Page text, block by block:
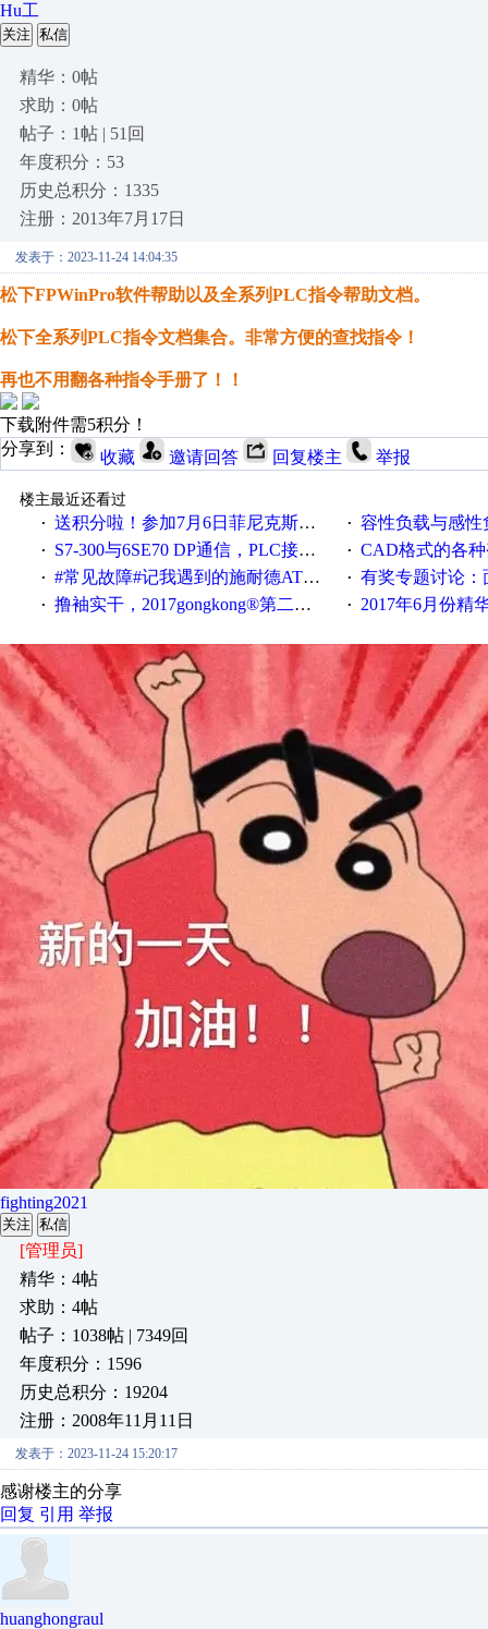
Hu工
关注 私信
精华：0帖
求助：0帖
帖子：1帖 | 51回
年度积分：53
历史总积分：1335
注册：2013年7月17日
发表于：2023-11-24 14:04:35
松下FPWinPro软件帮助以及全系列PLC指令帮助文档。
松下全系列PLC指令文档集合。非常方便的查找指令！
再也不用翻各种指令手册了！！
下载附件需5积分！
分享到：
收藏 邀请回答 回复楼主 举报
楼主最近还看过
· 送积分啦！参加7月6日菲尼克斯在线研讨会即得 · 容性负载与感性负
· S7-300与6SE70 DP通信，PLC接收到数据不稳定 · CAD格式的各
· #常见故障#记我遇到的施耐德ATV12变频器故障 · 有奖专题讨论：面对低压变
· 撸袖实干，2017gongkong®第二届智造工程师节正式起航！ · 2017年6月份精
fighting2021
关注 私信
[管理员]
精华：4帖
求助：4帖
帖子：1038帖 | 7349回
年度积分：1596
历史总积分：19204
注册：2008年11月11日
发表于：2023-11-24 15:20:17
感谢楼主的分享
回复 引用 举报
huanghongraul